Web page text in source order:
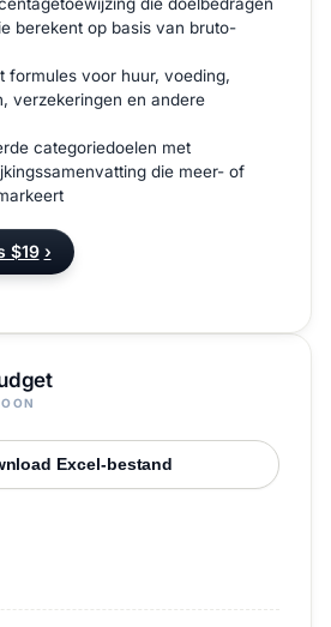
Excel-bestand
die doelbedragen
berekent op basis van bruto-
formules voor huur, voeding,
verzekeringen en andere
categoriedoelen met
die meer- of
$19 ›